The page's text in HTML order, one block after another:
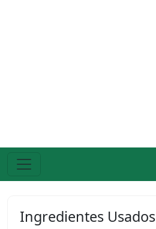
Ingredientes Usados